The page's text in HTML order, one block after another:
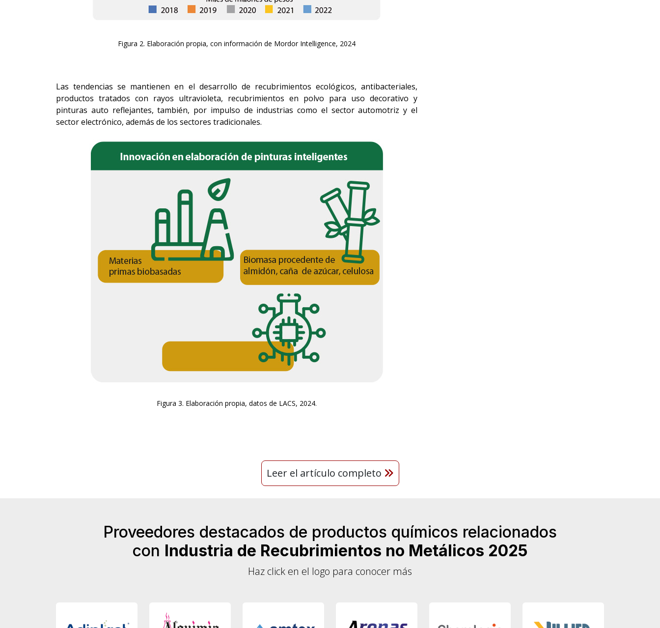
Figura 2. Elaboración propia, con información de Mordor Intelligence, 2024
Las tendencias se mantienen en el desarrollo de recubrimientos ecológicos, antibacteriales,
productos tratados con rayos ultravioleta, recubrimientos en polvo para uso decorativo y
pinturas auto reflejantes, también, por impulso de industrias como el sector automotriz y el
sector electrónico, además de los sectores tradicionales.
Figura 3. Elaboración propia, datos de LACS, 2024.
Leer el artículo completo
Proveedores destacados de productos químicos relacionados
con Industria de Recubrimientos no Metálicos 2025
Haz click en el logo para conocer más